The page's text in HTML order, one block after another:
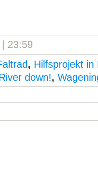
23:59
, Hilfsprojekt in
down!,